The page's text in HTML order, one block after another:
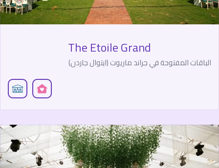
The Etoile Grand
الباقات المفتوحة في جراند ماريوت (ايتوال جاردن)